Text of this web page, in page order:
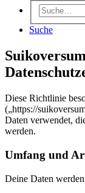
Suche
Diese Richtlinie
(„https://
Daten verwendet,
werden.
Umfang und
Deine Daten